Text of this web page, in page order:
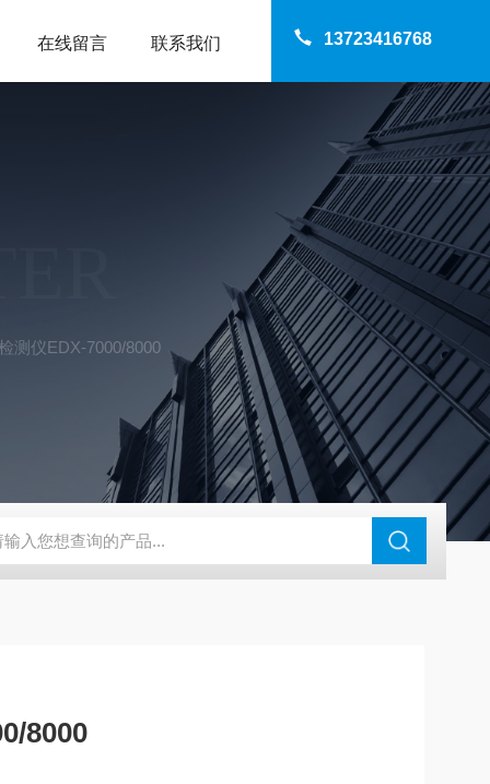
13723416768
在线留言 联系我们
测仪EDX-7000/8000
场发射扫描电镜 瑞士万通水分仪 布鲁克SkyScan2211高分
8000